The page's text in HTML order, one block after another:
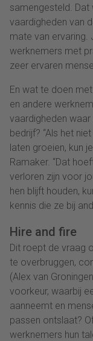
samengesteld. Dat
vaardigheden van
mate van ervaring.
werknemers met
zeer ervaren
En wat te doen
en andere
vaardigheden
bedrijf? “Als het
laten groeien, kun
Ramaker. “Dat
verloren zijn voor
hen blijft houden,
kennis die ze bij
Hire and fire
Dit roept de vraag
te overbruggen,
(Alex van
voorkeur, waarbij
aanneemt en
passen ontslaat?
werknemers hun